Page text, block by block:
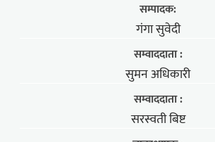
सम्पादक:
गंगा सुवेदी
सम्वाददाता :
सुमन अधिकारी
सम्वाददाता :
सरस्वती बिष्ट